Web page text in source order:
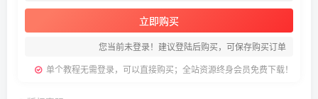
立即购买
您当前未登录！建议登陆后购买，可保存购买订单
单个教程无需登录，可以直接购买；全站资源终身会员免费下载！